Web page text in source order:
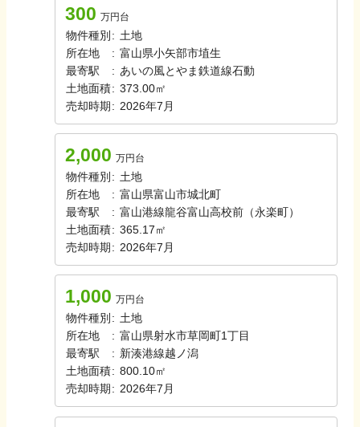
300 万円台
物件種別 : 土地
所在地
: 富山県小矢部市埴生
最寄駅
: あいの風とやま鉄道線石動
土地面積: 373.00㎡
売却時期 : 2026年7月
2,000 万円台
物件種別 : 土地
所在地
: 富山県富山市城北町
最寄駅
: 富山港線龍谷富山高校前（永楽町）
土地面積: 365.17㎡
売却時期 : 2026年7月
1,000 万円台
物件種別 : 土地
所在地
: 富山県射水市草岡町1丁目
最寄駅
: 新湊港線越ノ潟
土地面積: 800.10㎡
売却時期 : 2026年7月